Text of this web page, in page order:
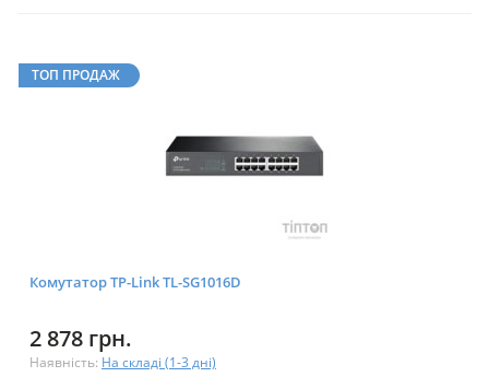
ТОП ПРОДАЖ
Комутатор TP-Link TL-SG1016D
2 878 грн.
Наявність: На складі (1-3 дні)